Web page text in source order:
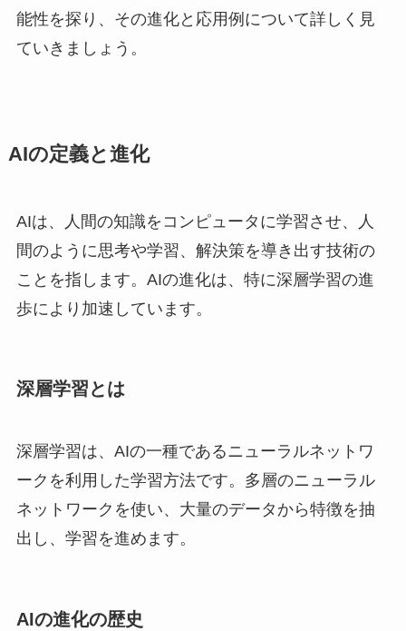
能性を探り、その進化と応用例について詳しく見
ていきましょう。
AIの定義と進化
AIは、人間の知識をコンピュータに学習させ、人
間のように思考や学習、解決策を導き出す技術の
ことを指します。AIの進化は、特に深層学習の進
歩により加速しています。
深層学習とは
深層学習は、AIの一種であるニューラルネットワ
ークを利用した学習方法です。多層のニューラル
ネットワークを使い、大量のデータから特徴を抽
出し、学習を進めます。
AIの進化の歴史